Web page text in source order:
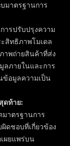
มาตรฐานการ
ารปรับปรุงความ
สิทธิภาพโมเดล
าพถ่ายสินค้าที่ส่ง
ลภายในและการ
ข้อมูลความเป็น
ดท้าย:
าตรฐานการ
ดชอบที่เกี่ยวข้อง
ผยแพร่บน